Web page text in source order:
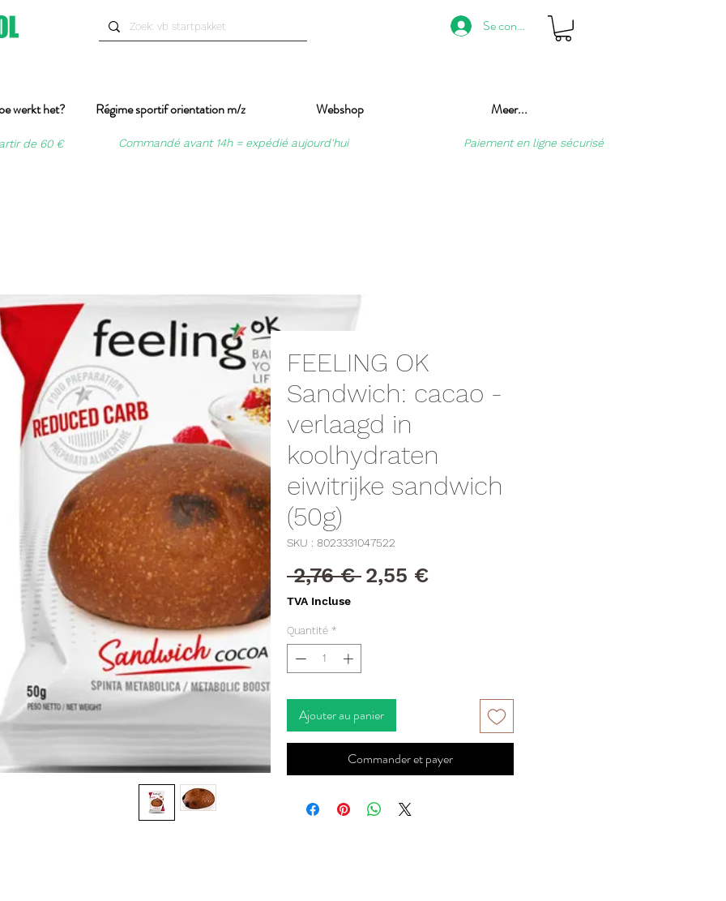
Se connecter
werkt het? Régime sportif orientation m/z Webshop Meer...
de 60 € Commandé avant 14h = expédié aujourd'hui Paiement en ligne sécurisé
FEELING OK
Sandwich: cacao -
verlaagd in
koolhydraten
eiwitrijke sandwich
(50g)
SKU : 8023331047522
2,76 € Prix
2,55 €Prix
TVA Incluse
Quantité *
Ajouter au panier
Commander et payer